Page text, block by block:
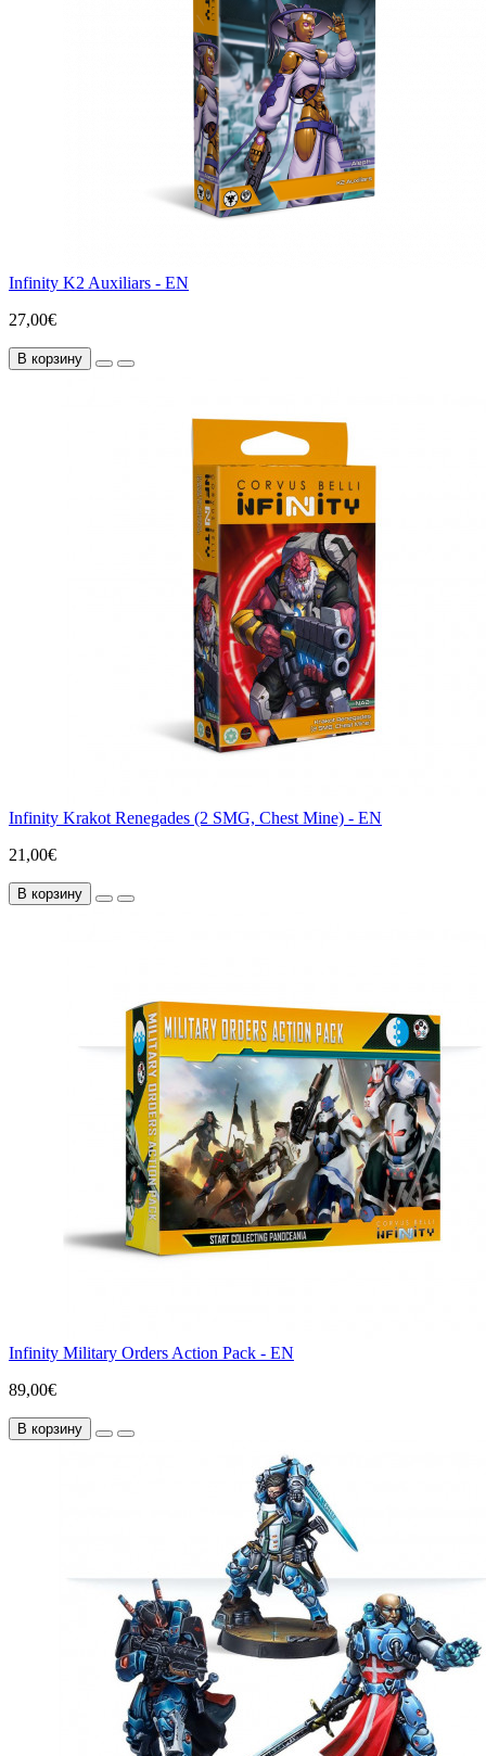
Infinity K2 Auxiliars - EN
27,00€
В корзину
Infinity Krakot Renegades (2 SMG, Chest Mine) - EN
21,00€
В корзину
Infinity Military Orders Action Pack - EN
89,00€
В корзину